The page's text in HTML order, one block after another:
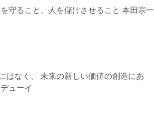
守ること、人を儲けさせること 本田宗一
はなく、 未来の新しい価値の創造にあ
イ